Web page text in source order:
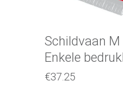
Schildvaan
Enkele
€37.25